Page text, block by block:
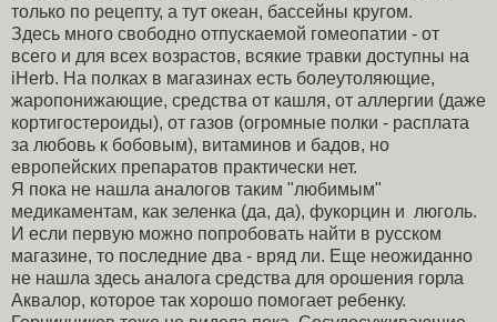
только по рецепту, а тут океан, бассейны кругом.
Здесь много свободно отпускаемой гомеопатии - от
всего и для всех возрастов, всякие травки доступны на
iHerb. На полках в магазинах есть болеутоляющие,
жаропонижающие, средства от кашля, от аллергии (даже
кортигостероиды), от газов (огромные полки - расплата
за любовь к бобовым), витаминов и бадов, но
европейских препаратов практически нет.
Я пока не нашла аналогов таким "любимым"
медикаментам, как зеленка (да, да), фукорцин и люголь.
И если первую можно попробовать найти в русском
магазине, то последние два - вряд ли. Еще неожиданно
не нашла здесь аналога средства для орошения горла
Аквалор, которое так хорошо помогает ребенку.